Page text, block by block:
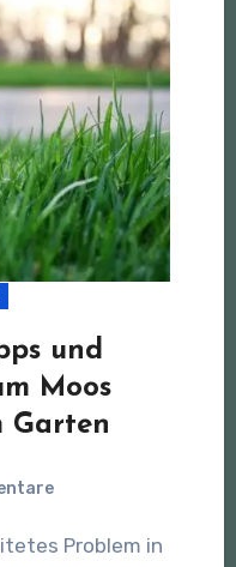
und
Moos
Garten